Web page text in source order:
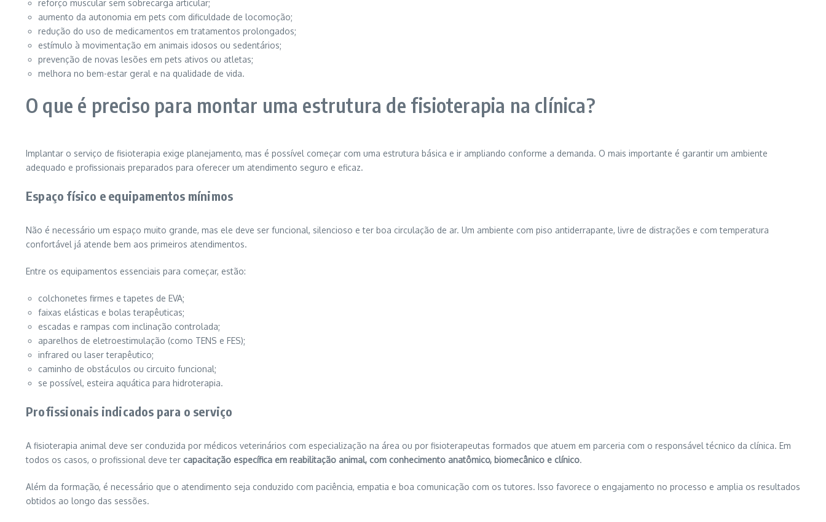
reforço muscular sem sobrecarga articular;
aumento da autonomia em pets com dificuldade de locomoção;
redução do uso de medicamentos em tratamentos prolongados;
estímulo à movimentação em animais idosos ou sedentários;
prevenção de novas lesões em pets ativos ou atletas;
melhora no bem-estar geral e na qualidade de vida.
O que é preciso para montar uma estrutura de fisioterapia na clínica?
Implantar o serviço de fisioterapia exige planejamento, mas é possível começar com uma estrutura básica e ir ampliando conforme a demanda. O mais importante é garantir um ambiente
adequado e profissionais preparados para oferecer um atendimento seguro e eficaz.
Espaço físico e equipamentos mínimos
Não é necessário um espaço muito grande, mas ele deve ser funcional, silencioso e ter boa circulação de ar. Um ambiente com piso antiderrapante, livre de distrações e com temperatura
confortável já atende bem aos primeiros atendimentos.
Entre os equipamentos essenciais para começar, estão:
colchonetes firmes e tapetes de EVA;
faixas elásticas e bolas terapêuticas;
escadas e rampas com inclinação controlada;
aparelhos de eletroestimulação (como TENS e FES);
infrared ou laser terapêutico;
caminho de obstáculos ou circuito funcional;
se possível, esteira aquática para hidroterapia.
Profissionais indicados para o serviço
A fisioterapia animal deve ser conduzida por médicos veterinários com especialização na área ou por fisioterapeutas formados que atuem em parceria com o responsável técnico da clínica. Em
todos os casos, o profissional deve ter capacitação específica em reabilitação animal, com conhecimento anatômico, biomecânico e clínico.
Além da formação, é necessário que o atendimento seja conduzido com paciência, empatia e boa comunicação com os tutores. Isso favorece o engajamento no processo e amplia os resultados
obtidos ao longo das sessões.